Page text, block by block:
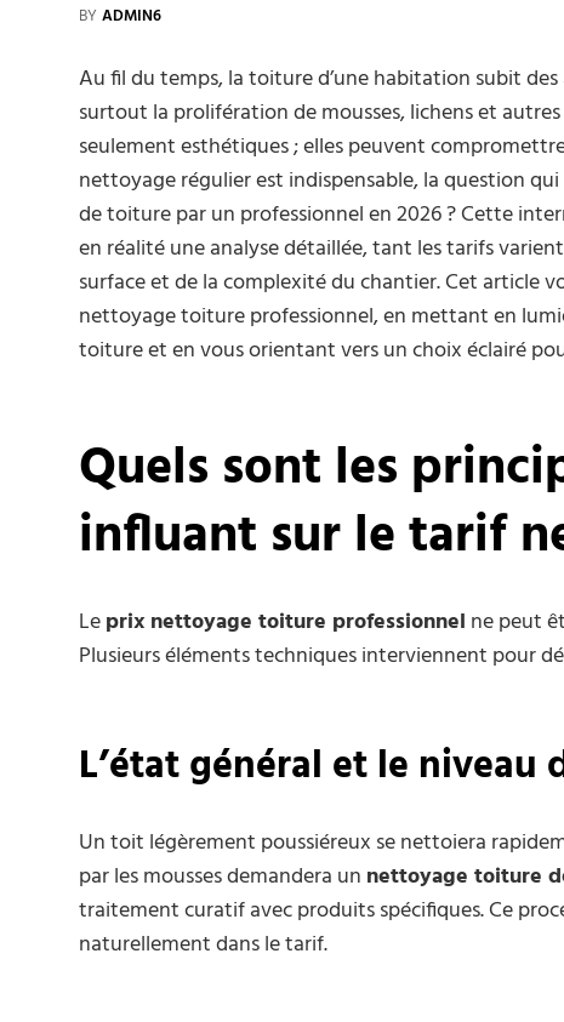
BY ADMIN6
Au fil du temps, la toiture d’une habitation subit
surtout la prolifération de mousses, lichens et
seulement esthétiques ; elles peuvent
nettoyage régulier est indispensable, la question
de toiture par un professionnel en 2026 ? Cette
en réalité une analyse détaillée, tant les tarifs
surface et de la complexité du chantier. Cet article
nettoyage toiture professionnel, en mettant en
toiture et en vous orientant vers un choix éclairé
Quels sont les
influant sur le tarif
Leprix nettoyage toiture professionnel ne peut
Plusieurs éléments techniques interviennent pour
L’état général et le niveau
Un toit légèrement poussiéreux se nettoiera
par les mousses demandera un nettoyage toiture
traitement curatif avec produits spécifiques. Ce
naturellement dans le tarif.